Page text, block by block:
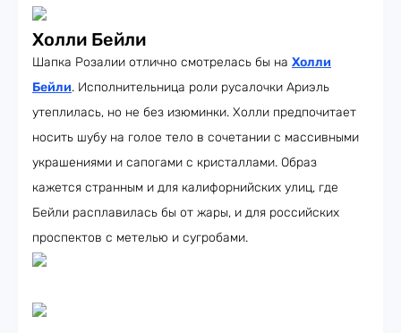
Холли Бейли
Шапка Розалии отлично смотрелась бы на Холли
Бейли. Исполнительница роли русалочки Ариэль
утеплилась, но не без изюминки. Холли предпочитает
носить шубу на голое тело в сочетании с массивными
украшениями и сапогами с кристаллами. Образ
кажется странным и для калифорнийских улиц, где
Бейли расплавилась бы от жары, и для российских
проспектов с метелью и сугробами.